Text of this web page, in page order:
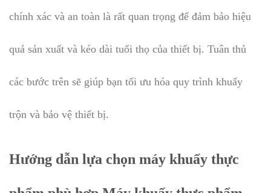
chính xác và an toàn là rất quan trọng để đảm bảo hiệu
quả sản xuất và kéo dài tuổi thọ của thiết bị. Tuân thủ
các bước trên sẽ giúp bạn tối ưu hóa quy trình khuấy
trộn và bảo vệ thiết bị.
Hướng dẫn lựa chọn máy khuấy thực